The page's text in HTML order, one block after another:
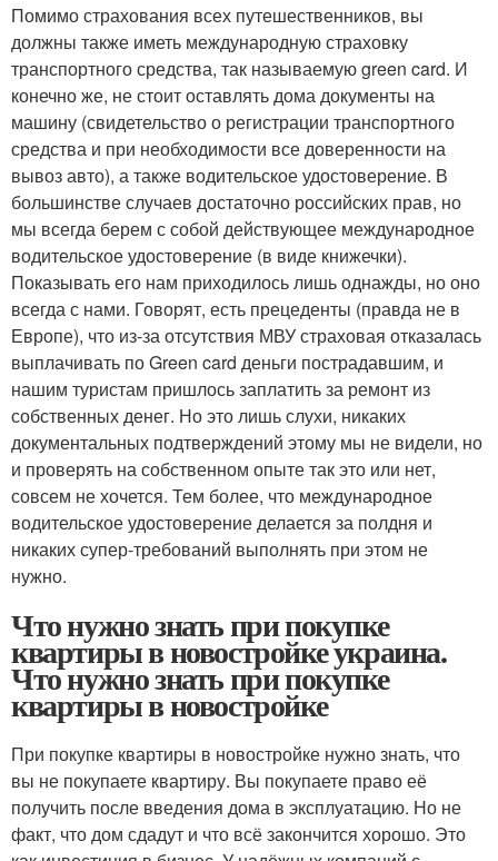
Помимо страхования всех путешественников, вы
должны также иметь международную страховку
транспортного средства, так называемую green card. И
конечно же, не стоит оставлять дома документы на
машину (свидетельство о регистрации транспортного
средства и при необходимости все доверенности на
вывоз авто), а также водительское удостоверение. В
большинстве случаев достаточно российских прав, но
мы всегда берем с собой действующее международное
водительское удостоверение (в виде книжечки).
Показывать его нам приходилось лишь однажды, но оно
всегда с нами. Говорят, есть прецеденты (правда не в
Европе), что из-за отсутствия МВУ страховая отказалась
выплачивать по Green card деньги пострадавшим, и
нашим туристам пришлось заплатить за ремонт из
собственных денег. Но это лишь слухи, никаких
документальных подтверждений этому мы не видели, но
и проверять на собственном опыте так это или нет,
совсем не хочется. Тем более, что международное
водительское удостоверение делается за полдня и
никаких супер-требований выполнять при этом не
нужно.
Что нужно знать при покупке
квартиры в новостройке украина.
Что нужно знать при покупке
квартиры в новостройке
При покупке квартиры в новостройке нужно знать, что
вы не покупаете квартиру. Вы покупаете право её
получить после введения дома в эксплуатацию. Но не
факт, что дом сдадут и что всё закончится хорошо. Это